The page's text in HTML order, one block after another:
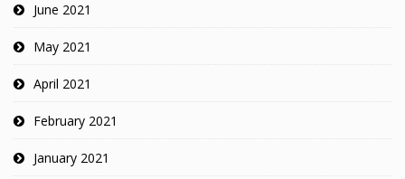
June 2021
May 2021
April 2021
February 2021
January 2021